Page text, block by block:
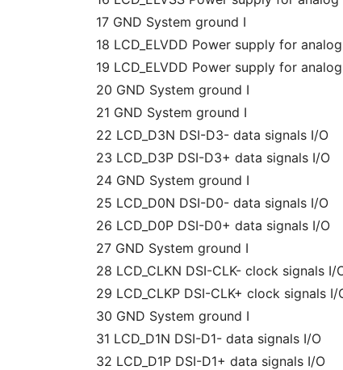
17 GND System ground I
18 LCD_ELVDD Power supply for
19 LCD_ELVDD Power supply for
20 GND System ground I
21 GND System ground I
22 LCD_D3N DSI-D3- data signals I/O
23 LCD_D3P DSI-D3+ data signals I/O
24 GND System ground I
25 LCD_D0N DSI-D0- data signals I/O
26 LCD_D0P DSI-D0+ data signals I/O
27 GND System ground I
28 LCD_CLKN DSI-CLK- clock signals I/
29 LCD_CLKP DSI-CLK+ clock signals I/
30 GND System ground I
31 LCD_D1N DSI-D1- data signals I/O
32 LCD_D1P DSI-D1+ data signals I/O